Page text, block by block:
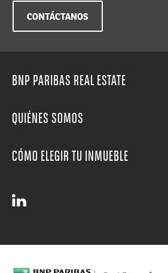
CONTÁCTANOS
BNP PARIBAS REAL ESTATE
QUIÉNES SOMOS
CÓMO ELEGIR TU INMUEBLE